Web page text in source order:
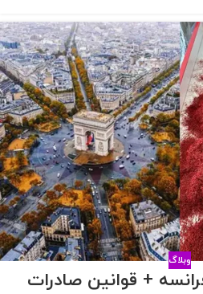
وبلاگ
+ قوانین صادرات